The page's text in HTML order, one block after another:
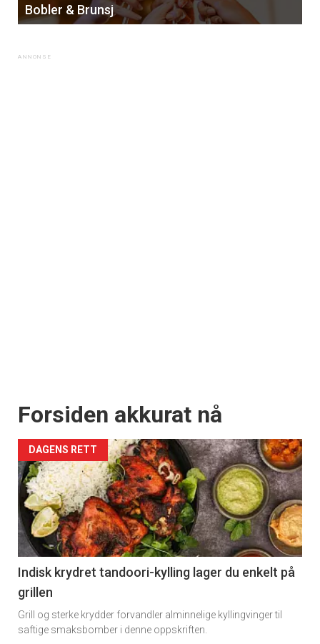
Bobler & Brunsj
Forsiden akkurat nå
DAGENS RETT
Indisk krydret tandoori-kylling lager du enkelt på
grillen
Grill og sterke krydder forvandler alminnelige kyllingvinger til
saftige smaksbomber i denne oppskriften.